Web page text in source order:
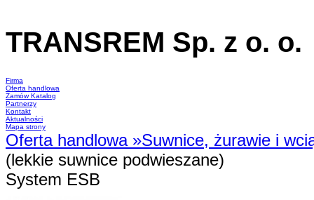
TRANSREM Sp. z o. o.
Firma
Oferta handlowa
Zamów Katalog
Partnerzy
Kontakt
Aktualności
Mapa strony
Oferta handlowa »Suwnice, żurawie i
(lekkie suwnice podwieszane)
System ESB